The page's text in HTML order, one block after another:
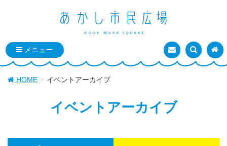
お問い合わせ
検索を表
ト
HOME イベントアーカイブ
イベントアーカイブ